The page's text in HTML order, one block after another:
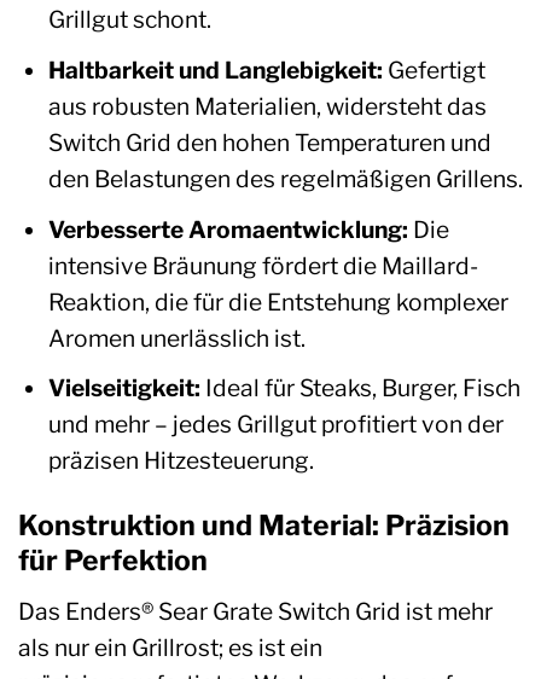
Grillgut schont.
Haltbarkeit und Langlebigkeit: Gefertigt
aus robusten Materialien, widersteht das
Switch Grid den hohen Temperaturen und
den Belastungen des regelmäßigen Grillens.
Verbesserte Aromaentwicklung: Die
intensive Bräunung fördert die Maillard-
Reaktion, die für die Entstehung komplexer
Aromen unerlässlich ist.
Vielseitigkeit: Ideal für Steaks, Burger, Fisch
und mehr – jedes Grillgut profitiert von der
präzisen Hitzesteuerung.
Konstruktion und Material: Präzision
für Perfektion
Das Enders® Sear Grate Switch Grid ist mehr
als nur ein Grillrost; es ist ein